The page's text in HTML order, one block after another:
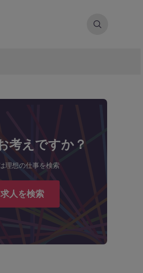
考えですか？
理想の仕事を検索
求人を検索